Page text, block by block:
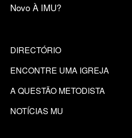
Novo À IMU?
DIRECTÓRIO
ENCONTRE UMA IGREJA
A QUESTÃO METODISTA
NOTÍCIAS MU